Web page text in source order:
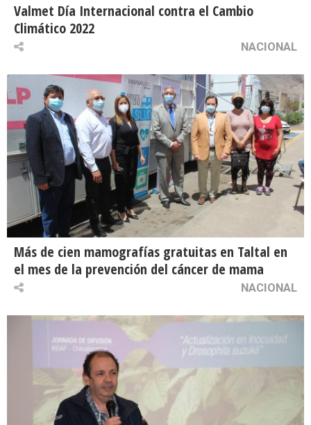
Valmet Día Internacional contra el Cambio
Climático 2022
NACIONAL
Más de cien mamografías gratuitas en Taltal en
el mes de la prevención del cáncer de mama
NACIONAL